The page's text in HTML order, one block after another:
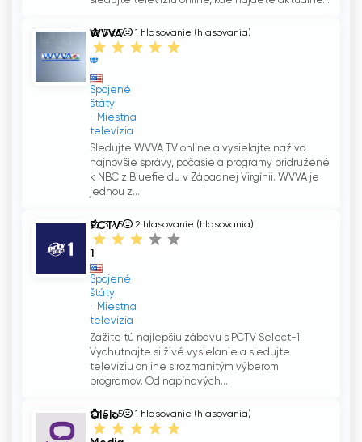
WVVA
TV
Spojené
štáty
Miestna
televízia
5 z 5 1 hlasovanie (hlasovania)
Sledujte WVVA TV online a vysielajte naživo
najnovšie správy, počasie a programy pridružené
k NBC z Bluefieldu v Západnej Virgínii. WVVA je
jednou z...
PCTV
Select-
1
Spojené
štáty
Miestna
televízia
3 z 5 2 hlasovanie (hlasovania)
Zažite tú najlepšiu zábavu s PCTV Select-1.
Vychutnajte si živé vysielanie a sledujte
televíziu online s rozmanitým výberom
programov. Od napínavých...
Ōlelo
Community
5 z 5 1 hlasovanie (hlasovania)